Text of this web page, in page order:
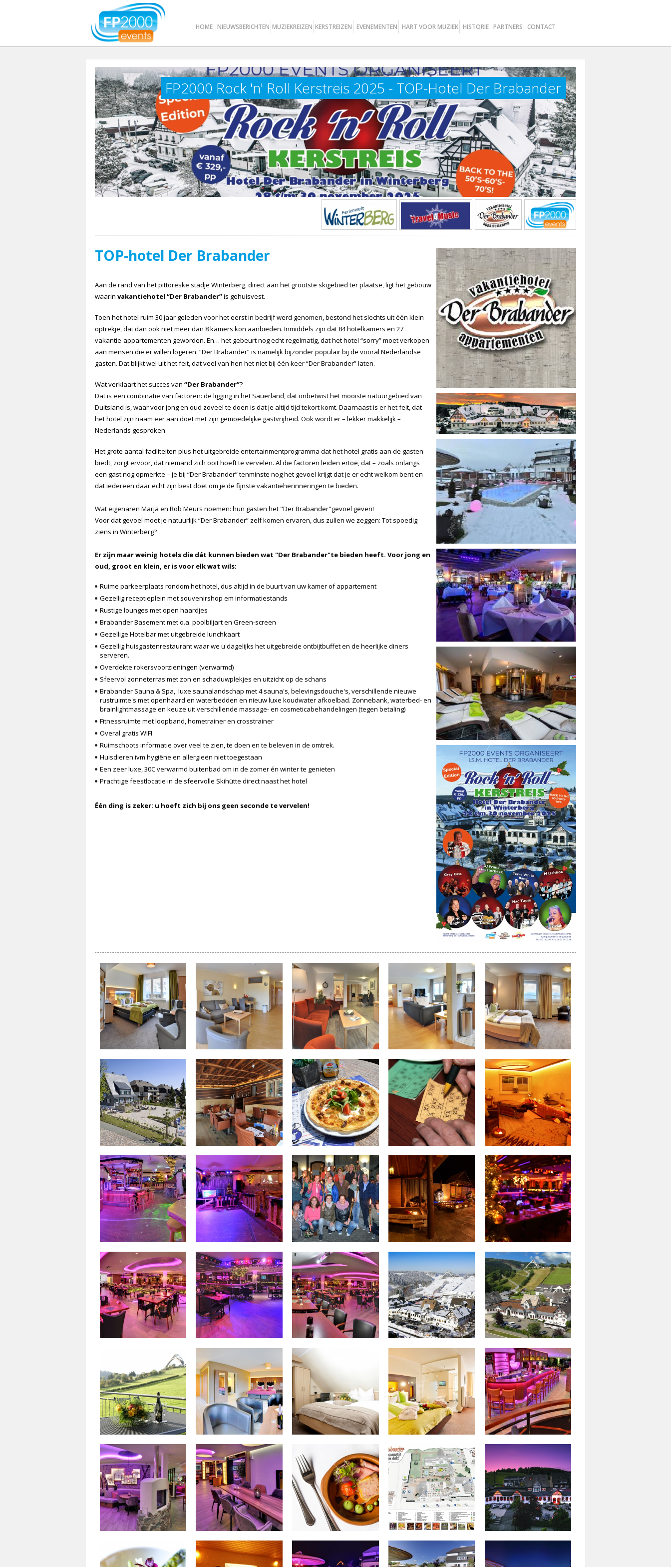
HOME NIEUWSBERICHTEN MUZIEKREIZEN KERSTREIZEN EVENEMENTEN HART VOOR MUZIEK HISTORIE PARTNERS CONTACT
FP2000 Rock 'n' Roll Kerstreis 2025 - TOP-Hotel Der Brabander
TOP-hotel Der Brabander
Aan de rand van het pittoreske stadje Winterberg, direct aan het grootste skigebied ter plaatse, ligt het gebouw
waarin vakantiehotel “Der Brabander”is gehuisvest.
Toen het hotel ruim 30 jaar geleden voor het eerst in bedrijf werd genomen, bestond het slechts uit één klein
optrekje, dat dan ook niet meer dan 8 kamers kon aanbieden. Inmiddels zijn dat 84 hotelkamers en 27
vakantie-appartementen geworden. En… het gebeurt nog echt regelmatig, dat het hotel “sorry” moet verkopen
aan mensen die er willen logeren. “Der Brabander” is namelijk bijzonder populair bij de vooral Nederlandse
gasten. Dat blijkt wel uit het feit, dat veel van hen het niet bij één keer “Der Brabander” laten.
Wat verklaart het succes van “Der Brabander”?
Dat is een combinatie van factoren: de ligging in het Sauerland, dat onbetwist het mooiste natuurgebied van
Duitsland is, waar voor jong en oud zoveel te doen is dat je altijd tijd tekort komt. Daarnaast is er het feit, dat
het hotel zijn naam eer aan doet met zijn gemoedelijke gastvrijheid. Ook wordt er – lekker makkelijk –
Nederlands gesproken.
Het grote aantal faciliteiten plus het uitgebreide entertainmentprogramma dat het hotel gratis aan de gasten
biedt, zorgt ervoor, dat niemand zich ooit hoeft te vervelen. Al die factoren leiden ertoe, dat – zoals onlangs
een gast nog opmerkte – je bij “Der Brabander” tenminste nog het gevoel krijgt dat je er echt welkom bent en
dat iedereen daar echt zijn best doet om je de fijnste vakantieherinneringen te bieden.
Wat eigenaren Marja en Rob Meurs noemen: hun gasten het "Der Brabander"gevoel geven!
Voor dat gevoel moet je natuurlijk “Der Brabander” zelf komen ervaren, dus zullen we zeggen: Tot spoedig
ziens in Winterberg?
Er zijn maar weinig hotels die dát kunnen bieden wat "Der Brabander"te bieden heeft. Voor jong en
oud, groot en klein, er is voor elk wat wils:
Ruime parkeerplaats rondom het hotel, dus altijd in de buurt van uw kamer of appartement
Gezellig receptieplein met souvenirshop em informatiestands
Rustige lounges met open haardjes
Brabander Basement met o.a. poolbiljart en Green-screen
Gezellige Hotelbar met uitgebreide lunchkaart
Gezellig huisgastenrestaurant waar we u dagelijks het uitgebreide ontbijtbuffet en de heerlijke diners
serveren.
Overdekte rokersvoorzieningen (verwarmd)
Sfeervol zonneterras met zon en schaduwplekjes en uitzicht op de schans
Brabander Sauna & Spa, luxe saunalandschap met 4 sauna's, belevingsdouche's, verschillende nieuwe
rustruimte's met openhaard en waterbedden en nieuw luxe koudwater afkoelbad. Zonnebank, waterbed- en
brainlightmassage en keuze uit verschillende massage- en cosmeticabehandelingen (tegen betaling)
Fitnessruimte met loopband, hometrainer en crosstrainer
Overal gratis WIFI
Ruimschoots informatie over veel te zien, te doen en te beleven in de omtrek.
Huisdieren ivm hygiëne en allergieën niet toegestaan
Een zeer luxe, 30C verwarmd buitenbad om in de zomer én winter te genieten
Prachtige feestlocatie in de sfeervolle Skihütte direct naast het hotel
Één ding is zeker: u hoeft zich bij ons geen seconde te vervelen!